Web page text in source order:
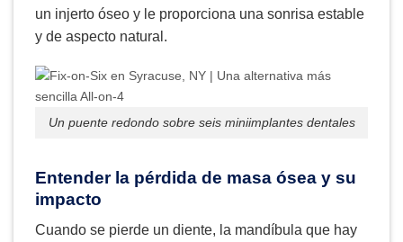
un injerto óseo y le proporciona una sonrisa estable
y de aspecto natural.
Un puente redondo sobre seis miniimplantes dentales
Entender la pérdida de masa ósea y su
impacto
Cuando se pierde un diente, la mandíbula que hay